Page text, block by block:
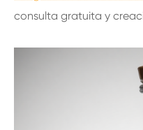
consulta gratuita y